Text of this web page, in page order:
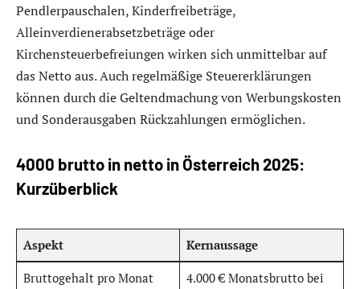
Pendlerpauschalen, Kinderfreibeträge,
Alleinverdienerabsetzbeträge oder
Kirchensteuerbefreiungen wirken sich unmittelbar auf
das Netto aus. Auch regelmäßige Steuererklärungen
können durch die Geltendmachung von Werbungskosten
und Sonderausgaben Rückzahlungen ermöglichen.
4000 brutto in netto in Österreich 2025:
Kurzüberblick
Aspekt Kernaussage
Bruttogehalt pro Monat
4.000 € Monatsbrutto bei